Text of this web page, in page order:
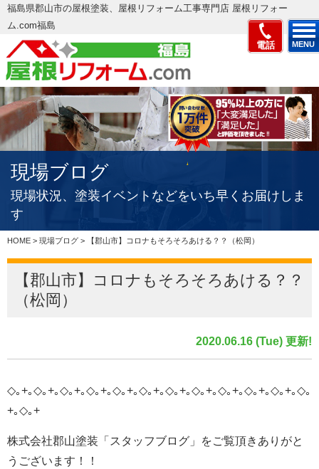
福島県郡山市の屋根塗装、屋根リフォーム工事専門店 屋根リフォー
ム.com福島
電話
MENU
現場ブログ
現場状況、塗装イベントなどをいち早くお届けしま
す
HOME > 現場ブログ > 【郡山市】コロナもそろそろあける？？（松岡）
【郡山市】コロナもそろそろあける？？
（松岡）
2020.06.16 (Tue) 更新!
◇｡+｡◇｡+｡◇｡+｡◇｡+｡◇｡+｡◇｡+｡◇｡+｡◇｡+｡◇｡+｡◇｡+｡◇｡+｡◇｡
+｡◇｡+
株式会社郡山塗装「スタッフブログ」をご覧頂きありがと
うございます！！